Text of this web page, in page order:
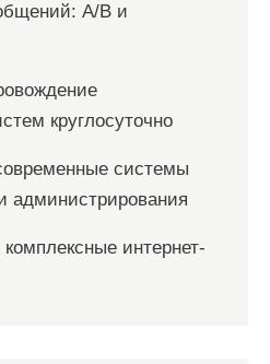
A/B и
круглосуточно
системы
администрирования
интернет-